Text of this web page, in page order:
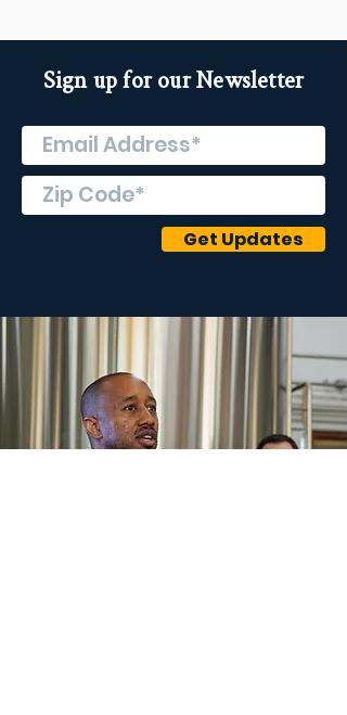
Sign up for our Newsletter
Get Updates